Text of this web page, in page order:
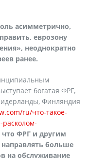
асимметрично,
еврозону
неоднократно
ранее.
богатая ФРГ,
Финляндия
ru/что-такое-
что ФРГ и другим
больше
на обслуживание